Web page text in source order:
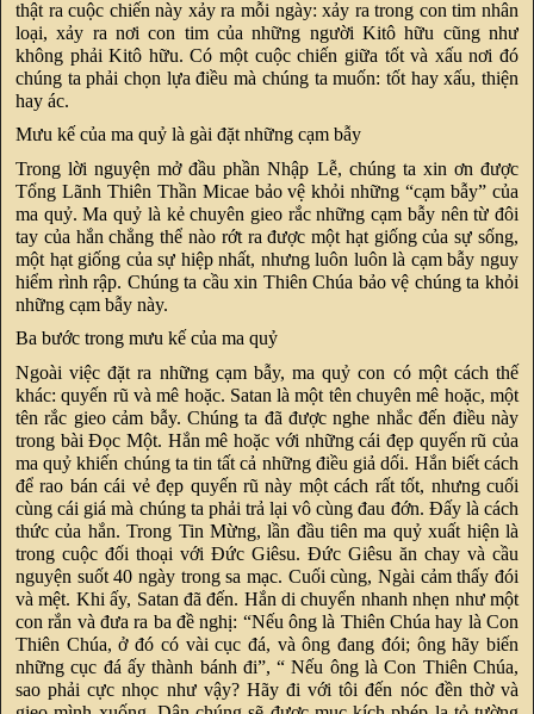
thật ra cuộc chiến này xảy ra mỗi ngày: xảy ra trong con tim nhân
loại, xảy ra nơi con tim của những người Kitô hữu cũng như
không phải Kitô hữu. Có một cuộc chiến giữa tốt và xấu nơi đó
chúng ta phải chọn lựa điều mà chúng ta muốn: tốt hay xấu, thiện
hay ác.
Mưu kế của ma quỷ là gài đặt những cạm bẫy
Trong lời nguyện mở đầu phần Nhập Lễ, chúng ta xin ơn được
Tổng Lãnh Thiên Thần Micae bảo vệ khỏi những “cạm bẫy” của
ma quỷ. Ma quỷ là kẻ chuyên gieo rắc những cạm bẫy nên từ đôi
tay của hắn chẳng thể nào rớt ra được một hạt giống của sự sống,
một hạt giống của sự hiệp nhất, nhưng luôn luôn là cạm bẫy nguy
hiểm rình rập. Chúng ta cầu xin Thiên Chúa bảo vệ chúng ta khỏi
những cạm bẫy này.
Ba bước trong mưu kế của ma quỷ
Ngoài việc đặt ra những cạm bẫy, ma quỷ con có một cách thế
khác: quyến rũ và mê hoặc. Satan là một tên chuyên mê hoặc, một
tên rắc gieo cảm bẫy. Chúng ta đã được nghe nhắc đến điều này
trong bài Đọc Một. Hắn mê hoặc với những cái đẹp quyến rũ của
ma quỷ khiến chúng ta tin tất cả những điều giả dối. Hắn biết cách
để rao bán cái vẻ đẹp quyến rũ này một cách rất tốt, nhưng cuối
cùng cái giá mà chúng ta phải trả lại vô cùng đau đớn. Đấy là cách
thức của hắn. Trong Tin Mừng, lần đầu tiên ma quỷ xuất hiện là
trong cuộc đối thoại với Đức Giêsu. Đức Giêsu ăn chay và cầu
nguyện suốt 40 ngày trong sa mạc. Cuối cùng, Ngài cảm thấy đói
và mệt. Khi ấy, Satan đã đến. Hắn di chuyển nhanh nhẹn như một
con rắn và đưa ra ba đề nghị: “Nếu ông là Thiên Chúa hay là Con
Thiên Chúa, ở đó có vài cục đá, và ông đang đói; ông hãy biến
những cục đá ấy thành bánh đi”, “ Nếu ông là Con Thiên Chúa,
sao phải cực nhọc như vậy? Hãy đi với tôi đến nóc đền thờ và